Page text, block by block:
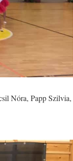
Nóra, Papp Szilvia,